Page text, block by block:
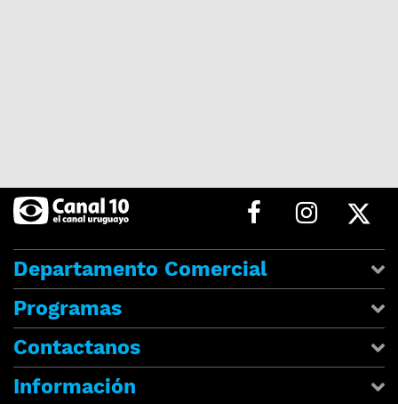
Departamento Comercial
Programas
Contactanos
Información